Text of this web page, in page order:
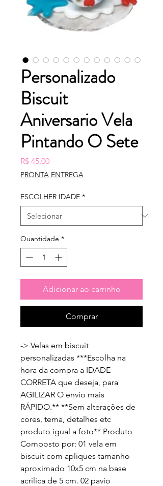
Personalizado
Biscuit
Aniversario Vela
Pintando O Sete
R$ 45,00Preço
PRONTA ENTREGA
ESCOLHER IDADE *
Quantidade *
Adicionar ao carrinho
Comprar
-> Velas em biscuit
personalizadas ***Escolha na
hora da compra a IDADE
CORRETA que deseja, para
AGILIZAR O envio mais
RÁPIDO.** **Sem alterações de
cores, tema, detalhes etc
produto igual a foto** Produto
Composto por: 01 vela em
biscuit com apliques tamanho
aproximado 10x5 cm na base
acrilica de 5 cm. 02 pavio